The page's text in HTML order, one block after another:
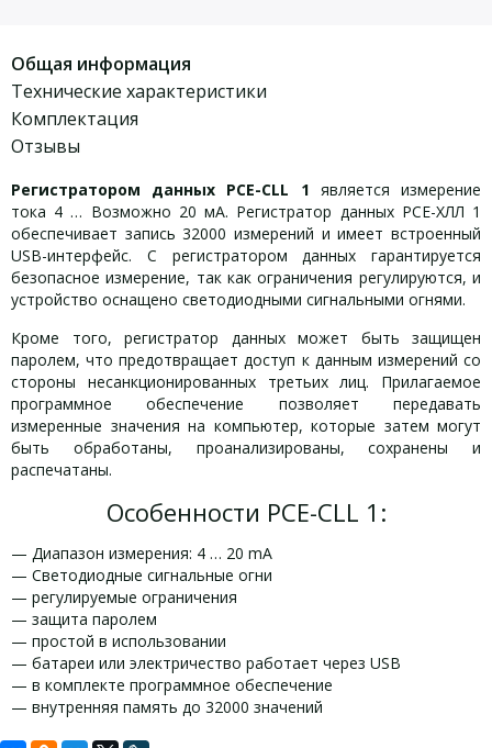
Общая информация
Технические характеристики
Комплектация
Отзывы
Регистратором данных PCE-CLL 1 является измерение
тока 4 … Возможно 20 мА. Регистратор данных PCE-ХЛЛ 1
обеспечивает запись 32000 измерений и имеет встроенный
USB-интерфейс. С регистратором данных гарантируется
безопасное измерение, так как ограничения регулируются, и
устройство оснащено светодиодными сигнальными огнями.
Кроме того, регистратор данных может быть защищен
паролем, что предотвращает доступ к данным измерений со
стороны несанкционированных третьих лиц. Прилагаемое
программное обеспечение позволяет передавать
измеренные значения на компьютер, которые затем могут
быть обработаны, проанализированы, сохранены и
распечатаны.
Особенности PCE-CLL 1:
— Диапазон измерения: 4 … 20 mA
— Светодиодные сигнальные огни
— регулируемые ограничения
— защита паролем
— простой в использовании
— батареи или электричество работает через USB
— в комплекте программное обеспечение
— внутренняя память до 32000 значений